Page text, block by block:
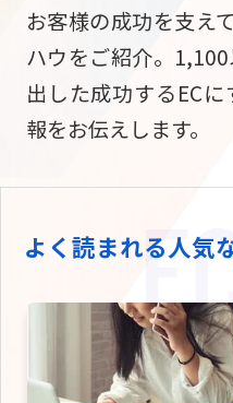
ECサイ
サブス
ECサイ
海外進
NEWS
ニ
お客様の成功を支え
ハウをご紹介。
出した成功するEC
報をお伝えします。
よく読まれる人気